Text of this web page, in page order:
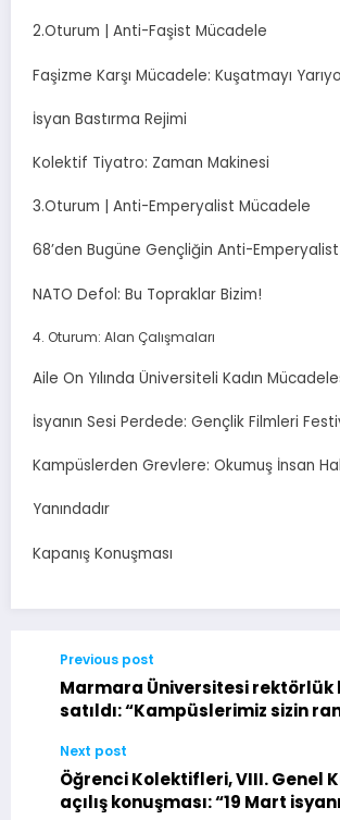
2.Oturum | Anti-Faşist Mücadele
Faşizme Karşı Mücadele: Kuşatmayı
İsyan Bastırma Rejimi
Kolektif Tiyatro: Zaman Makinesi
3.Oturum | Anti-Emperyalist Mücadele
68’den Bugüne Gençliğin Anti-
NATO Defol: Bu Topraklar Bizim!
Oturum: Alan Çalışmaları
Aile On Yılında Üniversiteli Kadın
İsyanın Sesi Perdede: Gençlik Filmleri
Kampüslerden Grevlere: Okumuş İnsan
Yanındadır
Kapanış Konuşması
Previous post
Marmara Üniversitesi rektörlük
satıldı: “Kampüslerimiz sizin
Next post
Öğrenci Kolektifleri, VIII. Genel
açılış konuşması: “19 Mart